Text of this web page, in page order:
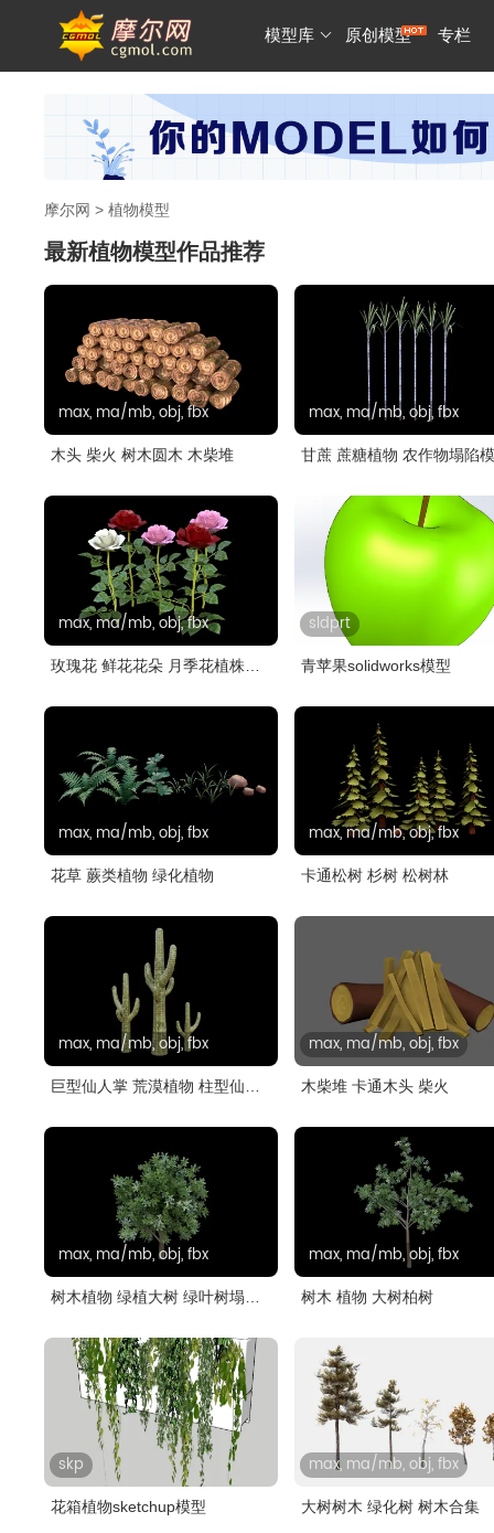
模型库 原创模型 专栏
摩尔网 > 植物模型
最新植物模型作品推荐
max, ma/mb, obj, fbx
木头 柴火 树木圆木 木柴堆
max, ma/mb, obj, fbx
甘蔗 蔗糖植物 农作物塌陷
max, ma/mb, obj, fbx
玫瑰花 鲜花花朵 月季花植株组
sldprt
青苹果solidworks模型
max, ma/mb, obj, fbx
花草 蕨类植物 绿化植物
max, ma/mb, obj, fbx
卡通松树 杉树 松树林
max, ma/mb, obj, fbx
巨型仙人掌 荒漠植物 柱型仙人
max, ma/mb, obj, fbx
木柴堆 卡通木头 柴火
max, ma/mb, obj, fbx
树木植物 绿植大树 绿叶树塌陷
max, ma/mb, obj, fbx
树木 植物 大树柏树
skp
花箱植物sketchup模型
max, ma/mb, obj, fbx
大树树木 绿化树 树木合集